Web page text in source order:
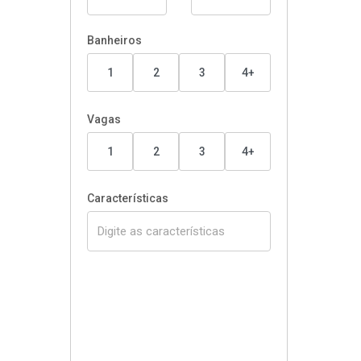
Banheiros
1 2 3 4+
Vagas
1 2 3 4+
Características